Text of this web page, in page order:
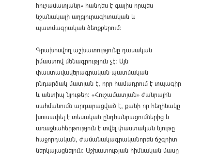
հուշամատյանը» հանդես է գալիս որպես
նշանակալի աղբյուրագիտական և
պատմագրական ձեռքբերում։
Գրախոսվող աշխատությունը դասական
իմաստով մենագրություն չէ։ Այն
փաստավավերագրական-պատմական
ընդարձակ մատյան է, որը համադրում է տպագիր
և անտիպ նյութեր։ «Հուշամատյան» ժանրային
սահմանումն արդարացված է, քանի որ հեղինակը
խուսափել է տեսական ընդհանրացումներից և
առաջնահերթություն է տվել փաստական նյութը
հաջորդական, ժամանակագրականորեն ճշգրիտ
ներկայացնելուն։ Աշխատության հիմնական մասը